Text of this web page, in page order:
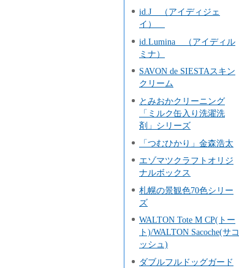
id.J （アイディジェ
イ）
id.Lumina （アイディル
ミナ）
SAVON de SIESTAスキン
クリーム
とみおかクリーニング
「ミルク缶入り洗濯洗
剤」シリーズ
「つむひかり」金森浩太
エゾマツクラフトオリジ
ナルボックス
札幌の景観色70色シリー
ズ
WALTON Tote M CP(トー
ト)/WALTON Sacoche(サコ
ッシュ)
ダブルフルドッグガード